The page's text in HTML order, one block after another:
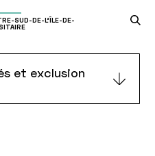
SUD-DE-L'ÎLE-DE-
de la
et exclusion